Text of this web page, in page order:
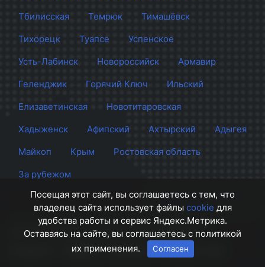
Тбилисская
Темрюк
Тимашёвск
Тихорецк
Туапсе
Успенское
Усть-Лабинск
Новороссийск
Армавир
Геленджик
Горячий Ключ
Ильский
Елизаветинская
Новотитаровская
Хадыженск
Афипский Ахтырский
Адыгея
Майкоп
Крым
Ростовская область
За рубежом
Сайт Краснодара
© 2012 - 2026 СМИ Кубани
Правила Контакты Напишите нам
Посещая этот сайт, вы соглашаетесь с тем, что
владелец сайта использует файлы cookie для
удобства работы и сервис Яндекс.Метрика.
Оставаясь на сайте, вы соглашаетесь с политикой
их применения.
Согласен